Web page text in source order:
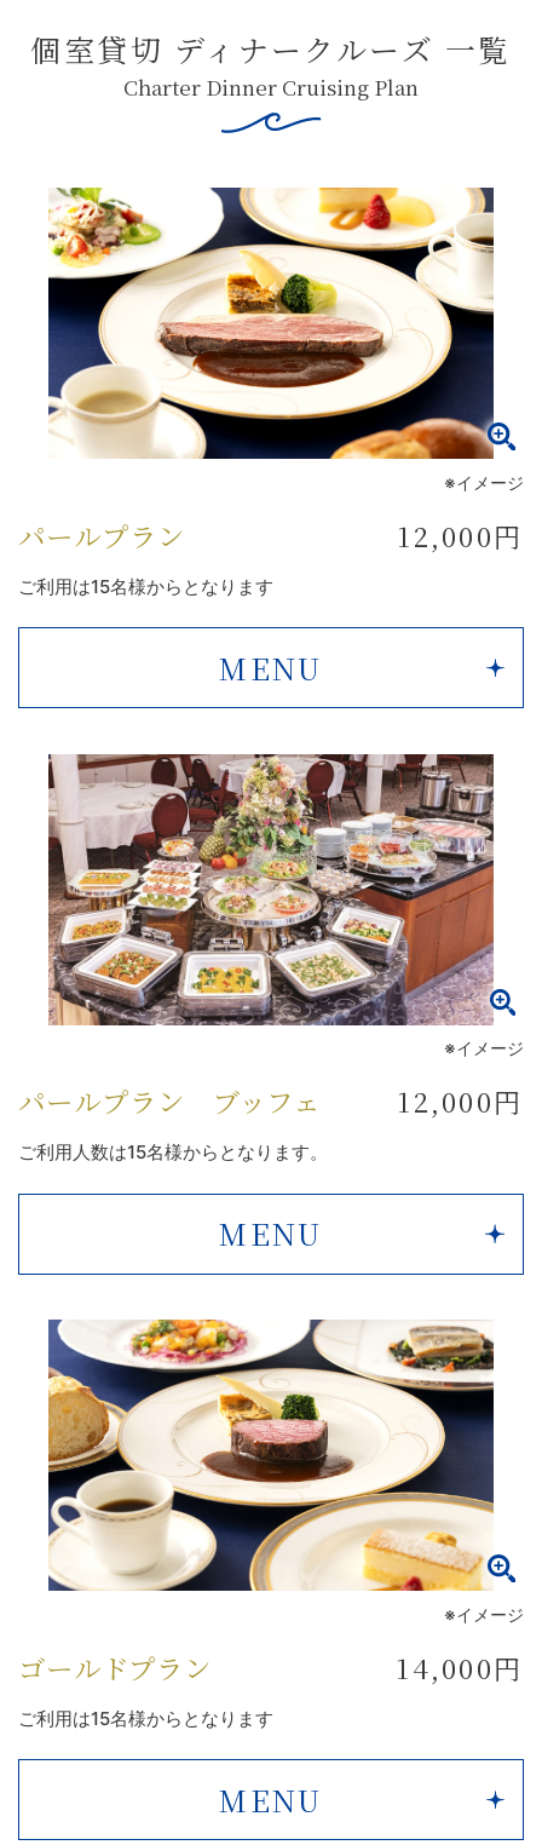
個室貸切 ディナークルーズ 一覧
Charter Dinner Cruising Plan
※イメージ
パールプラン 12,000円
ご利用は15名様からとなります
MENU
※イメージ
パールプラン ブッフェ 12,000円
ご利用人数は15名様からとなります。
MENU
※イメージ
ゴールドプラン 14,000円
ご利用は15名様からとなります
MENU